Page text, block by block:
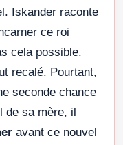
Iskander raconte
ce roi
cela possible.
recalé. Pourtant,
seconde chance
de sa mère, il
avant ce nouvel